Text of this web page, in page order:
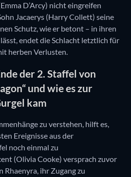
D’Arcy) nicht eingreifen
Jacaerys (Harry Collett) seine
Schutz, wie er betont – in ihren
endet die Schlacht letztlich für
herben Verlusten.
der 2. Staffel von
und wie es zur
kam
zu verstehen, hilft es,
Ereignisse aus der
noch einmal zu
(Olivia Cooke) versprach zuvor
ihr Zugang zu